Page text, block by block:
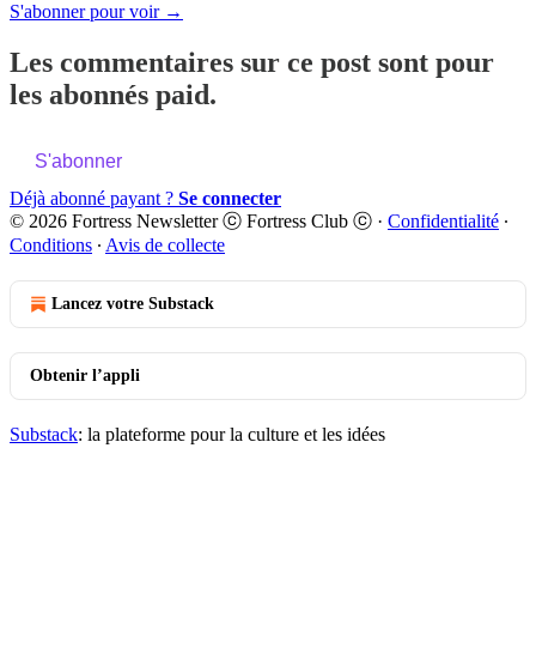
S'abonner pour voir →
Les commentaires sur ce post sont pour
les abonnés paid.
S'abonner
Déjà abonné payant ? Se connecter
© 2026 Fortress Newsletter ⓒ Fortress Club ⓒ · Confidentialité ∙
Conditions ∙ Avis de collecte
Lancez votre Substack
Obtenir l’appli
Substack: la plateforme pour la culture et les idées